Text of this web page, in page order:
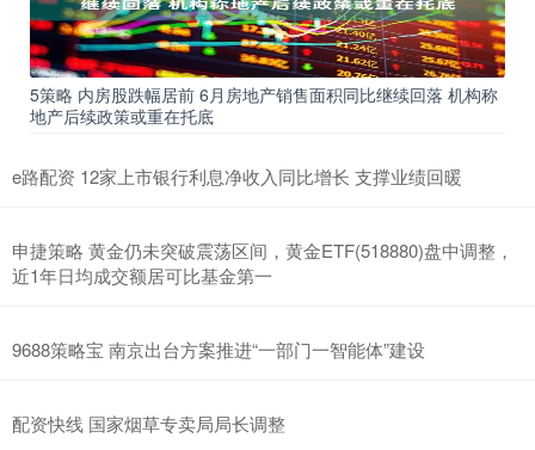
5策略 内房股跌幅居前 6月房地产销售面积同比继续回落 机构称
地产后续政策或重在托底
e路配资 12家上市银行利息净收入同比增长 支撑业绩回暖
申捷策略 黄金仍未突破震荡区间，黄金ETF(518880)盘中调整，
近1年日均成交额居可比基金第一
9688策略宝 南京出台方案推进“一部门一智能体”建设
配资快线 国家烟草专卖局局长调整